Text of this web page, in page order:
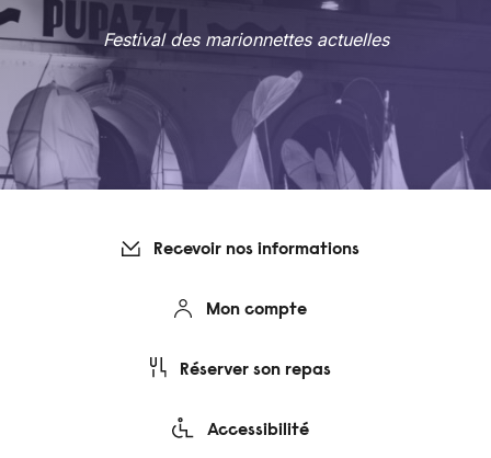
Festival des marionnettes actuelles
Recevoir nos informations
Mon compte
Réserver son repas
Accessibilité